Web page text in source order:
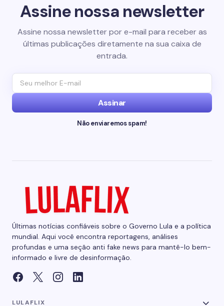
Assine nossa newsletter
Assine nossa newsletter por e-mail para receber as
últimas publicações diretamente na sua caixa de
entrada.
Assinar
Não enviaremos spam!
Últimas notícias confiáveis sobre o Governo Lula e a política
mundial. Aqui você encontra reportagens, análises
profundas e uma seção anti fake news para mantê-lo bem-
informado e livre de desinformação.
LULAFLIX